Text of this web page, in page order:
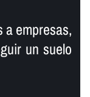
a empresas,
un suelo